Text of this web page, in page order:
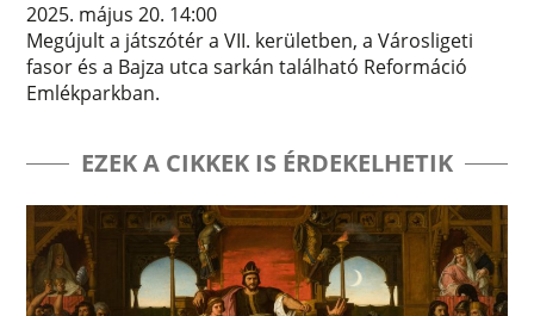
2025. május 20. 14:00
Megújult a játszótér a VII. kerületben, a Városligeti
fasor és a Bajza utca sarkán található Reformáció
Emlékparkban.
EZEK A CIKKEK IS ÉRDEKELHETIK